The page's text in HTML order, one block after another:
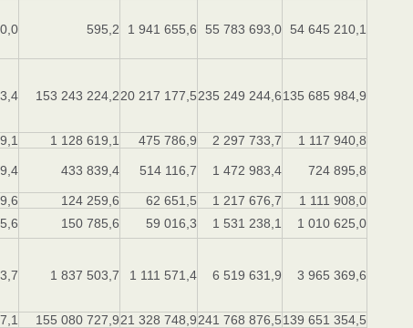
0,0 595,2 1 941 655,6 55 783 693,0 54 645 210,1
153 243 224,220 217 177,5235 249 244,6135 685 984,9
1 128 619,1 475 786,9 2 297 733,7 1 117 940,8
433 839,4 514 116,7 1 472 983,4 724 895,8
124 259,6 62 651,5 1 217 676,7
1 111 908,0
150 785,6 59 016,3 1 531 238,1
1 010 625,0
1 837 503,7 1 111 571,4 6 519 631,9 3 965 369,6
155 080 727,921 328 748,9241 768 876,5139 651 354,5